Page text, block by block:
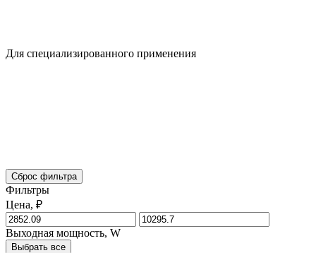
Для специализированного применения
Сброс фильтра
Фильтры
Цена, ₽
Выходная мощность, W
Выбрать все